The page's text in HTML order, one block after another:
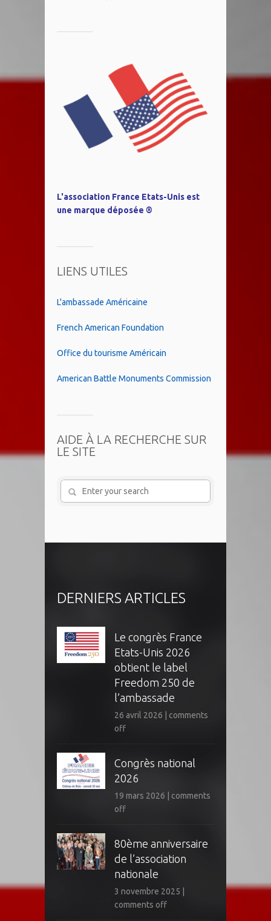
L'association France Etats-Unis est
une marque déposée ®
LIENS UTILES
L'ambassade Américaine
French American Foundation
Office du tourisme Américain
American Battle Monuments Commission
AIDE À LA RECHERCHE SUR
LE SITE
DERNIERS ARTICLES
Le congrès France
Etats-Unis 2026
obtient le label
Freedom 250 de
l’ambassade
26 avril 2026
comments
off
Congrès national
2026
19 mars 2026
comments
off
80ème anniversaire
de l’association
nationale
3 novembre 2025
comments off